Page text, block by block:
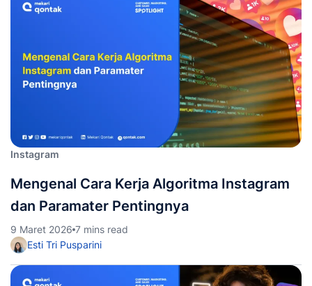
Instagram
Mengenal Cara Kerja Algoritma Instagram
dan Paramater Pentingnya
9 Maret 2026 7 mins read
Esti Tri Pusparini